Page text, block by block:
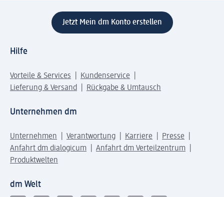
Jetzt Mein dm Konto erstellen
Hilfe
Vorteile & Services
Kundenservice
Lieferung & Versand
Rückgabe & Umtausch
Unternehmen dm
Unternehmen Verantwortung Karriere
Presse
Anfahrt dm dialogicum
Anfahrt dm Verteilzentrum
Produktwelten
dm Welt